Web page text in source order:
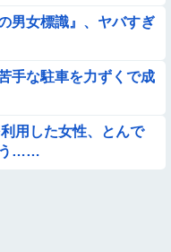
てしまう
学生が発見される
60㎝だよ！」
男女標識』、ヤバすぎ
手な駐車を力ずくで成
用した女性、とんで
う……